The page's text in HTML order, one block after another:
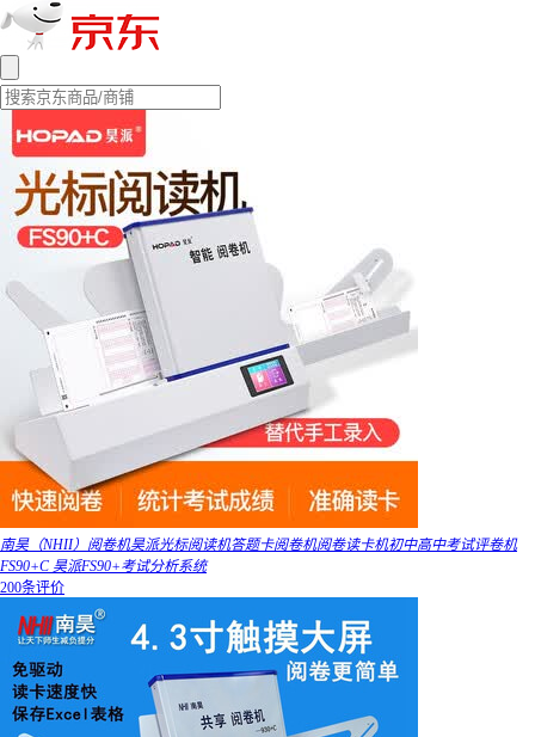
南昊（NHII）阅卷机昊派光标阅读机答题卡阅卷机阅卷读卡机初中高中考试评卷机
FS90+C 昊派FS90+考试分析系统
200条评价